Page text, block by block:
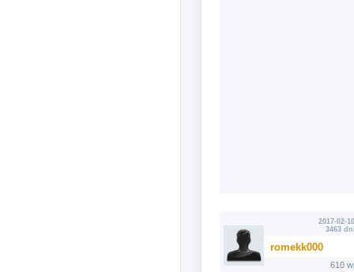
2017-02-
3463
romekk000
610